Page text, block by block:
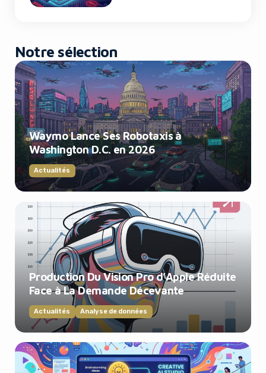
Notre sélection
Waymo Lance Ses Robotaxis à
Washington D.C. en 2026
Actualités
Production Du Vision Pro d’Apple Réduite
Face à La Demande Décevante
Actualités Analyse de données